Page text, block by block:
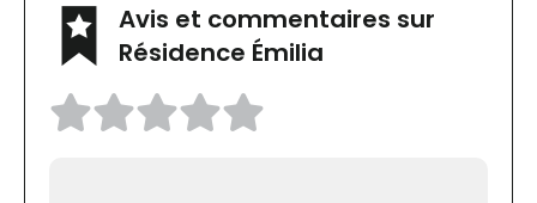
Avis et commentaires sur
Résidence Émilia